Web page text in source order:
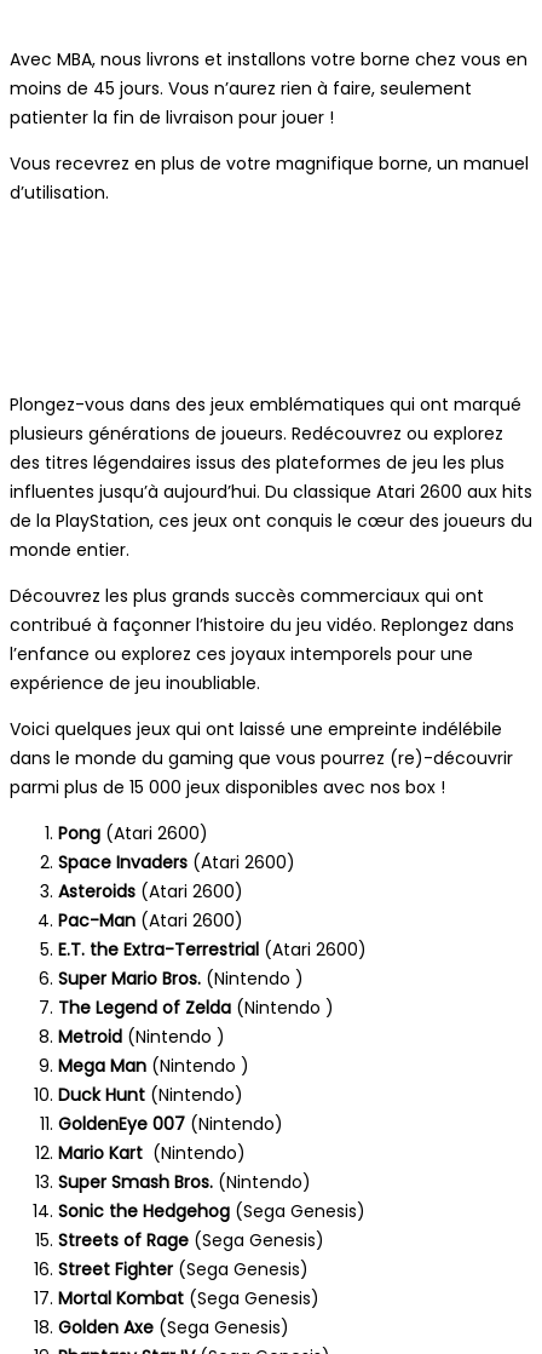
Avec MBA, nous livrons et installons votre borne chez vous en
moins de 45 jours. Vous n’aurez rien à faire, seulement
patienter la fin de livraison pour jouer !
Vous recevrez en plus de votre magnifique borne, un manuel
d’utilisation.
Plongez-vous dans des jeux emblématiques qui ont marqué
plusieurs générations de joueurs. Redécouvrez ou explorez
des titres légendaires issus des plateformes de jeu les plus
influentes jusqu’à aujourd’hui. Du classique Atari 2600 aux hits
de la PlayStation, ces jeux ont conquis le cœur des joueurs du
monde entier.
Découvrez les plus grands succès commerciaux qui ont
contribué à façonner l’histoire du jeu vidéo. Replongez dans
l’enfance ou explorez ces joyaux intemporels pour une
expérience de jeu inoubliable.
Voici quelques jeux qui ont laissé une empreinte indélébile
dans le monde du gaming que vous pourrez (re)-découvrir
parmi plus de 15 000 jeux disponibles avec nos box !
Pong (Atari 2600)
Space Invaders (Atari 2600)
Asteroids (Atari 2600)
Pac-Man (Atari 2600)
E.T. the Extra-Terrestrial (Atari 2600)
Super Mario Bros. (Nintendo )
The Legend of Zelda (Nintendo )
Metroid (Nintendo )
Mega Man (Nintendo )
Duck Hunt (Nintendo)
GoldenEye 007 (Nintendo)
Mario Kart (Nintendo)
Super Smash Bros. (Nintendo)
Sonic the Hedgehog (Sega Genesis)
Streets of Rage (Sega Genesis)
Street Fighter(Sega Genesis)
Mortal Kombat (Sega Genesis)
Golden Axe (Sega Genesis)